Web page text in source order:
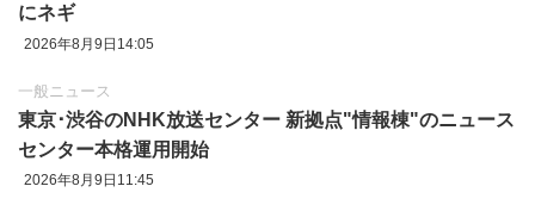
にネギ
2026年8月9日14:05
一般ニュース
東京‪･‬渋谷のNHK放送センター 新拠点"情報棟"のニュース
センター本格運用開始
2026年8月9日11:45